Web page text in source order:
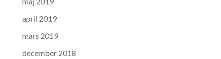
april 2019
mars 2019
december 2018